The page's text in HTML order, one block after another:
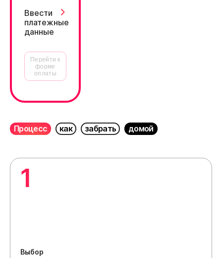
Ввести
платежные
данные
Перейти к
форме
оплаты
Процесс как забрать домой
1
Выбор